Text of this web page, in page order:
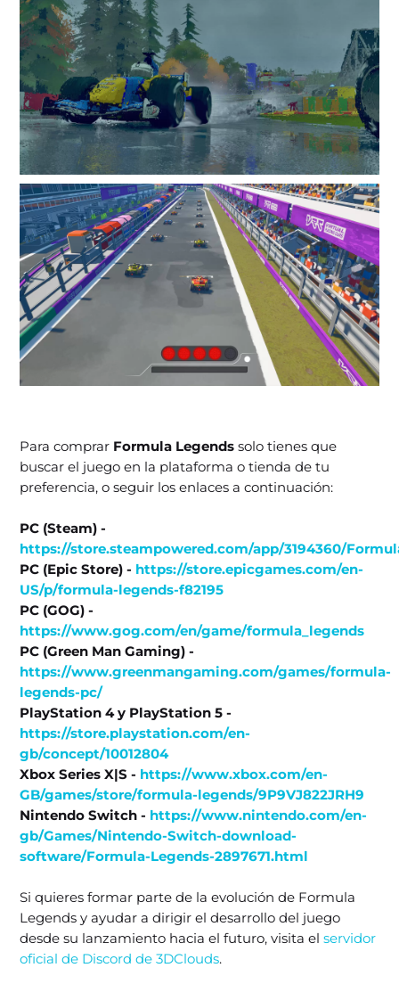
Para comprar Formula Legends solo tienes que
buscar el juego en la plataforma o tienda de tu
preferencia, o seguir los enlaces a continuación:
PC (Steam) -
https://store.steampowered.com/app/3194360/
PC (Epic Store) - https://store.epicgames.com/en-
US/p/formula-legends-f82195
PC (GOG) -
https://www.gog.com/en/game/formula_legends
PC (Green Man Gaming) -
https://www.greenmangaming.com/games/formula-
legends-pc/
PlayStation 4 y PlayStation 5 -
https://store.playstation.com/en-
gb/concept/10012804
Xbox Series X|S - https://www.xbox.com/en-
GB/games/store/formula-legends/9P9VJ822JRH9
Nintendo Switch - https://www.nintendo.com/en-
gb/Games/Nintendo-Switch-download-
software/Formula-Legends-2897671.html
Si quieres formar parte de la evolución de Formula
Legends y ayudar a dirigir el desarrollo del juego
desde su lanzamiento hacia el futuro, visita elservidor
oficial de Discord de 3DClouds.